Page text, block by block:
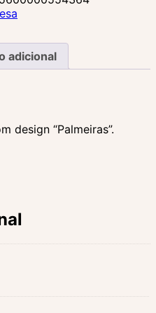
adicional
design “Palmeiras”.